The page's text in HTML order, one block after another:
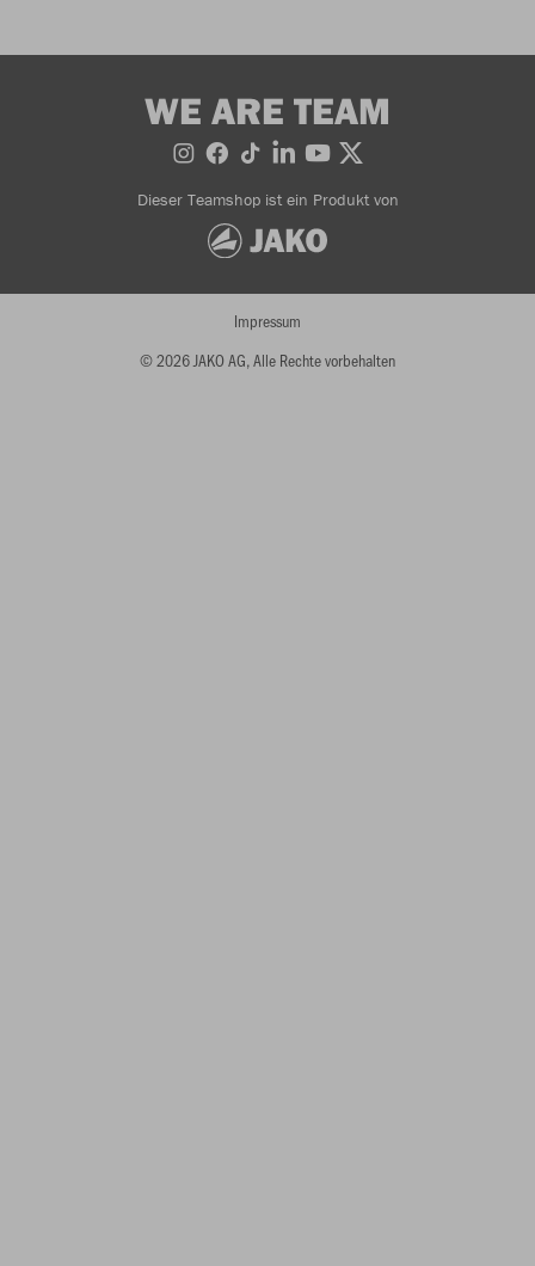
WE ARE TEAM
Dieser Teamshop ist ein Produkt von
© 2026 JAKO AG, Alle Rechte vorbehalten
Impressum